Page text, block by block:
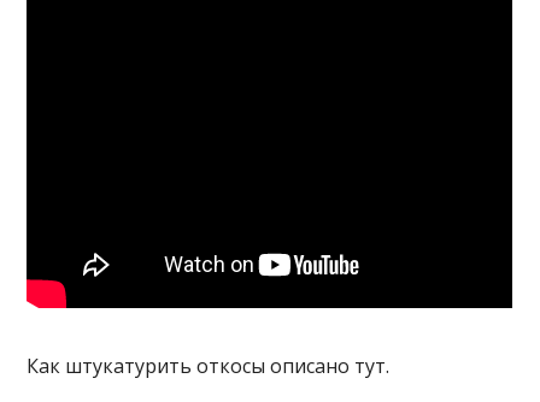
Как штукатурить откосы описано тут.